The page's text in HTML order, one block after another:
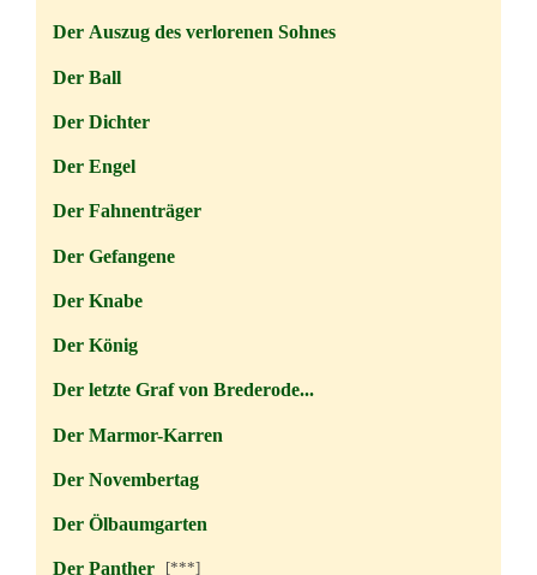
Der Auszug des verlorenen Sohnes
Der Ball
Der Dichter
Der Engel
Der Fahnenträger
Der Gefangene
Der Knabe
Der König
Der letzte Graf von Brederode...
Der Marmor-Karren
Der Novembertag
Der Ölbaumgarten
Der Panther[***]